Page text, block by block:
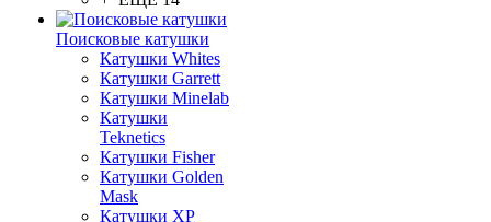
Поисковые катушки
Катушки Whites
Катушки Garrett
Катушки Minelab
Катушки
Teknetics
Катушки Fisher
Катушки Golden
Mask
Катушки XP